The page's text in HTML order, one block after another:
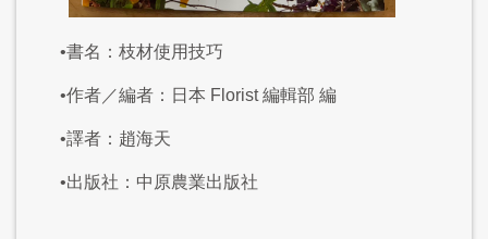
•書名：枝材使用技巧
•作者／編者：日本 Florist 編輯部 編
•譯者：趙海天
•出版社：中原農業出版社